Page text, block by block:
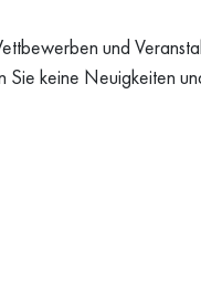
und
Sie keine Neuigkeiten